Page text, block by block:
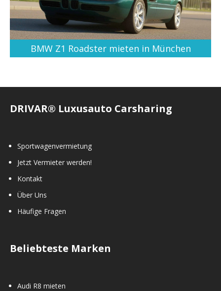
BMW Z1 Roadster mieten in München
DRIVAR® Luxusauto Carsharing
Sportwagenvermietung
Jetzt Vermieter werden!
Kontakt
Über Uns
Häufige Fragen
Beliebteste Marken
Audi R8 mieten